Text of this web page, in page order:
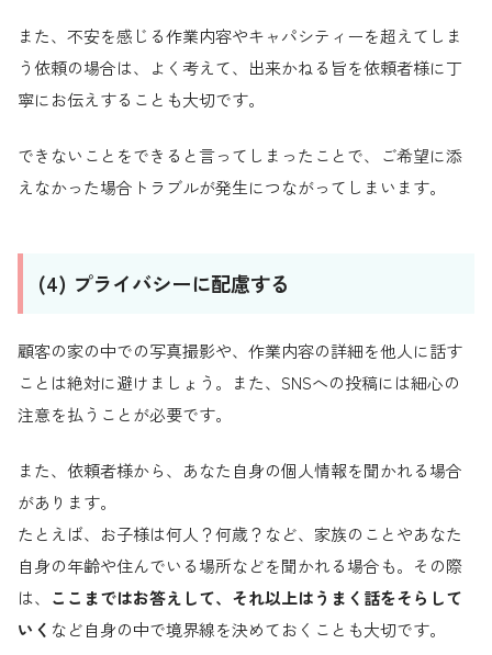
また、不安を感じる作業内容やキャパシティーを超えてしま
う依頼の場合は、よく考えて、出来かねる旨を依頼者様に丁
寧にお伝えすることも大切です。
できないことをできると言ってしまったことで、ご希望に添
えなかった場合トラブルが発生につながってしまいます。
(4) プライバシーに配慮する
顧客の家の中での写真撮影や、作業内容の詳細を他人に話す
ことは絶対に避けましょう。また、SNSへの投稿には細心の
注意を払うことが必要です。
また、依頼者様から、あなた自身の個人情報を聞かれる場合
があります。
たとえば、お子様は何人？何歳？など、家族のことやあなた
自身の年齢や住んでいる場所などを聞かれる場合も。その際
は、 ここまではお答えして、それ以上はうまく話をそらして
いく など自身の中で境界線を決めておくことも大切です。